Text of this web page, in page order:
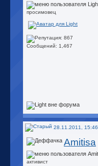
просимовец
Сообщений: 1,467
28.11.2011, 15:46
Amitisa
активист